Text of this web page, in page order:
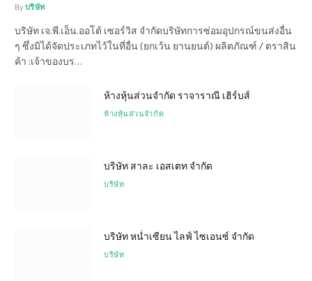
By บริษัท
บริษัท เจ.พี.เอ็น.ออโต้ เซอร์วิส จำกัดบริษัทการซ่อมอุปกรณ์ขนส่งอื่น
ๆ ซึ่งมิได้จัดประเภทไว้ในที่อื่น (ยกเว้น ยานยนต์) ผลิตภัณฑ์ / ตราสิน
ค้า :เจ้าของบร…
ห้างหุ้นส่วนจำกัด ราจาราณี เฮิร์บส์
ห้างหุ้นส่วนจำกัด
บริษัท สาละ เอสเตท จำกัด
บริษัท
บริษัท หน่ำเซียน ไลฟ์ ไซเอนซ์ จำกัด
บริษัท